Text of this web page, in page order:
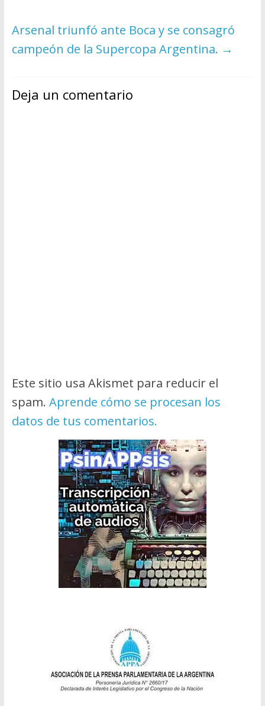
Arsenal triunfó ante Boca y se consagró
campeón de la Supercopa Argentina. →
Deja un comentario
Este sitio usa Akismet para reducir el
spam. Aprende cómo se procesan los
datos de tus comentarios.